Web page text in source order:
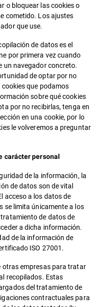
o bloquear las cookies o
cometido. Los ajustes
que use.
de datos es el
por primera vez cuando
un navegador concreto.
de optar por no
que podamos
sobre qué cookies
por no recibirlas, tenga en
en una cookie, por lo
le volveremos a preguntar
carácter personal
de la información, la
de datos son de vital
acceso a los datos de
se limita únicamente a los
de datos de
a dicha información.
de la información de
ISO 27001.
otras empresas para tratar
recopilados. Estas
del tratamiento de
contractuales para